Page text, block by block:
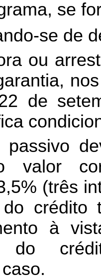
se
se de
ou
de
valor
(três
crédito
à
do